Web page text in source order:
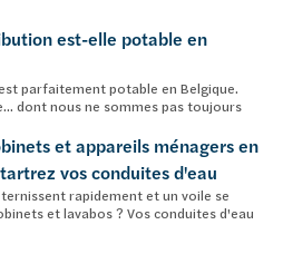
est-elle potable en
parfaitement potable en Belgique.
dont nous ne sommes pas toujours
et appareils ménagers en
vos conduites d'eau
rapidement et un voile se
et lavabos ? Vos conduites d'eau